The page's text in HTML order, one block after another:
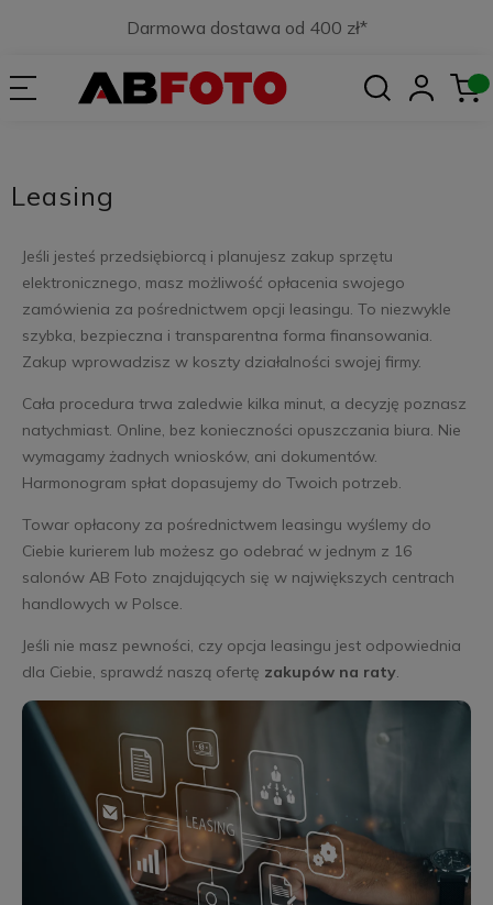
Darmowa dostawa od 400 zł*
Leasing
Jeśli jesteś przedsiębiorcą i planujesz zakup sprzętu
elektronicznego, masz możliwość opłacenia swojego
zamówienia za pośrednictwem opcji leasingu. To niezwykle
szybka, bezpieczna i transparentna forma finansowania.
Zakup wprowadzisz w koszty działalności swojej firmy.
Cała procedura trwa zaledwie kilka minut, a decyzję poznasz
natychmiast. Online, bez konieczności opuszczania biura. Nie
wymagamy żadnych wniosków, ani dokumentów.
Harmonogram spłat dopasujemy do Twoich potrzeb.
Towar opłacony za pośrednictwem leasingu wyślemy do
Ciebie kurierem lub możesz go odebrać w jednym z 16
salonów AB Foto znajdujących się w największych centrach
handlowych w Polsce.
Jeśli nie masz pewności, czy opcja leasingu jest odpowiednia
dla Ciebie, sprawdź naszą ofertę zakupów na raty.